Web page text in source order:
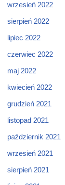
wrzesień 2022
sierpień 2022
lipiec 2022
czerwiec 2022
maj 2022
kwiecień 2022
grudzień 2021
listopad 2021
październik 2021
wrzesień 2021
sierpień 2021